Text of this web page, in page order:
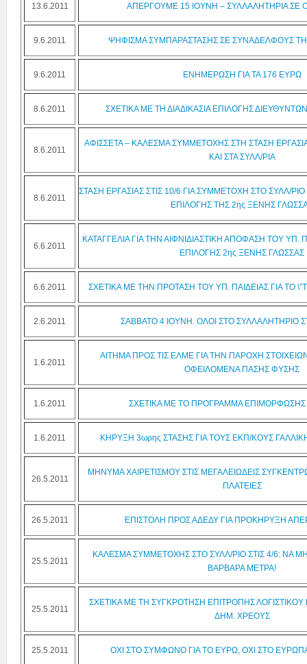
13.6.2011 ΑΠΕΡΓΟΥΜΕ 15 ΙΟΥΝΗ – ΣΥΛΛΑΛΗΤΗΡΙΑ ΣΕ
9.6.2011 ΨΗΦΙΣΜΑ ΣΥΜΠΑΡΑΣΤΑΣΗΣ ΣΕ ΣΥΝΑΔΕΛΦΟΥΣ
9.6.2011 ΕΝΗΜΕΡΩΣΗ ΓΙΑ ΤΑ 176 ΕΥΡΩ
8.6.2011 ΣΧΕΤΙΚΑ ΜΕ ΤΗ ΔΙΑΔΙΚΑΣΙΑ ΕΠΙΛΟΓΗΣ
8.6.2011
ΑΦΙΣΣΕΤΑ – ΚΑΛΕΣΜΑ ΣΥΜΜΕΤΟΧΗΣ ΣΤΗ ΣΤΑΣΗ
ΚΑΙ ΣΤΑ ΣΥΛΛ/ΡΙΑ
8.6.2011
ΣΤΑΣΗ ΕΡΓΑΣΙΑΣ ΣΤΙΣ 10/6 ΓΙΑ ΣΥΜΜΕΤΟΧΗ ΣΤΟ ΣΥΛΛ/
ΕΠΙΛΟΓΗΣ ΤΗΣ 2ης ΞΕΝΗΣ
6.6.2011
ΚΑΤΑΓΓΕΛΙΑ ΓΙΑ ΤΗΝ ΑΙΦΝΙΔΙΑΣΤΙΚΗ ΑΠΟΦΑΣΗ ΤΟΥ ΥΠ.
ΕΠΙΛΟΓΗΣ 2ης ΞΕΝΗΣ ΓΛΩΣΣΑΣ
6.6.2011 ΣΧΕΤΙΚΑ ΜΕ ΤΗΝ ΠΡΟΤΑΣΗ ΤΟΥ ΥΠ. ΠΑΙΔΕΙΑΣ ΓΙΑ ΤΟ
2.6.2011 ΣΑΒΒΑΤΟ 4 ΙΟΥΝΗ. ΟΛΟΙ ΣΤΟ ΣΥΛΛΑΛΗΤΗΡΙΟ
1.6.2011
ΑΙΤΗΜΑ ΠΡΟΣ ΤΙΣ ΕΛΜΕ ΓΙΑ ΤΗΝ ΠΑΡΟΧΗ
ΟΦΕΙΛΟΜΕΝΑ ΠΑΣΗΣ ΦΥΣΗΣ
1.6.2011 ΣΧΕΤΙΚΑ ΜΕ ΤΟ ΠΡΟΓΡΑΜΜΑ ΕΠΙΜΟΡΦΩΣΗΣ
1.6.2011 ΚΗΡΥΞΗ 3ωρης ΣΤΑΣΗΣ ΓΙΑ ΤΟΥΣ ΕΚΠ/ΚΟΥΣ
26.5.2011
ΜΗΝΥΜΑ ΧΑΙΡΕΤΙΣΜΟΥ ΣΤΙΣ ΜΕΓΑΛΕΙΩΔΕΙΣ
ΠΛΑΤΕΙΕΣ
26.5.2011 ΕΠΙΣΤΟΛΗ ΠΡΟΣ ΑΔΕΔΥ ΓΙΑ ΠΡΟΚΗΡΥΞΗ
25.5.2011
ΚΑΛΕΣΜΑ ΣΥΜΜΕΤΟΧΗΣ ΣΤΟ ΣΥΛΛ/ΡΙΟ ΣΤΙΣ 4/6: ΝΑ
ΒΑΡΒΑΡΑ ΜΕΤΡΑ!
25.5.2011
ΣΧΕΤΙΚΑ ΜΕ ΤΗ ΣΥΓΚΡΟΤΗΣΗ ΕΠΙΤΡΟΠΗΣ
ΔΗΜ. ΧΡΕΟΥΣ
25.5.2011 ΟΧΙ ΣΤΟ ΣΥΜΦΩΝΟ ΓΙΑ ΤΟ ΕΥΡΩ, ΟΧΙ ΣΤΟ